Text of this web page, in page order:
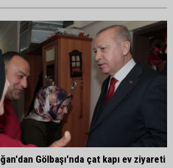
Gölbaşı'nda çat kapı ev ziyareti